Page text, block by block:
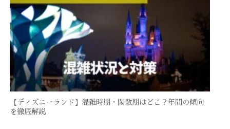
【ディズニーランド】混雑時期・閑散期はどこ？年間の傾向
を徹底解説